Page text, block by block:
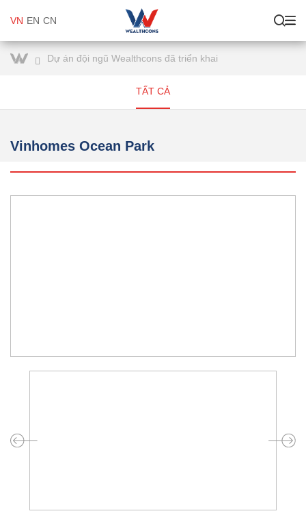
VN EN CN
Dự án đội ngũ Wealthcons đã triển khai
TẤT CẢ
Vinhomes Ocean Park